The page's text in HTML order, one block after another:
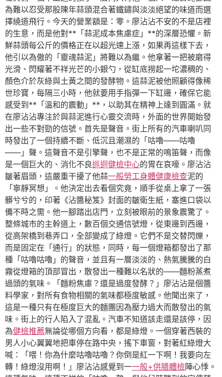
為難以忍受那股陳年蒜頭混合著鐵鏽與淡淡絕望的味道而選
擇繞道飛行。今天的營業額是：零。廖沾沾不安的不是店裡
的生意，而是他對**「蒜泥成本焦慮症」**的深層恐懼。新
鮮蒜頭每公斤的價格正在以超光速上漲，如果再這樣下去，
他引以為傲的「靈魂蒜泥」將難以為繼。他拿著一把被磨得
光滑、閃耀著不祥光芒的小銀勺，從缸底撈起一坨濃稠的、
顏色介於灰綠與土黃之間的發酵物。這蒜泥被他照顧得像稀
世珍寶，每隔三小時，他就要用手指彈一下缸邊，確保它能
感受到**「溫和的震動」**，以助其在精神上達到圓滿。就
在廖沾沾專注於與蒜泥進行心靈交流時，外面的世界開始發
出一些不對勁的信號。首先是聲音。街上所有的汽車喇叭同
時發出了一個持續不斷、低沉且潮濕的「咕嚕——咕嚕
——」聲。這聲音不是引擎聲，也不是正常的鳴笛聲，而像
是一個巨大的、消化不良巡迴健檢中心的胃在哀嚎。廖沾沾
皺著眉頭，這嚴重干擾了他蒜一般勞工身體健康檢查泥的
「寧靜冥想」。他決定出去看個究竟，順手從桌上拿了一張
髒兮兮的，印著《沾醬秘笈》封面的皺衛生紙，塞進口袋以
備不時之需。他一腳踏出店門，立刻被眼前的景象震驚了。
整條城市的主幹道上，數百個交通信號燈，從東邊到西邊，
從高架橋到巷弄口，全部變成了綠燈。它們不是交替閃爍，
而是固定在「通行」的狀態，同時，每一個燈箱都發出了那
種「咕嚕咕嚕」的聲音，並且有一層淡淡的、熱氣騰騰的白
霧從燈箱的頂部冒出，散發出一種難以名狀的——麵粉蒸煮
過頭的氣味。「麵粉焦慮？還是過度發酵？」廖沾沾是個醬
料學家，對所有食物相關的氣味都極度敏感。他聞出來了，
這是一種只有在極度巨大的麵團因為壓力過大而散發出的氣
味。街上的行人陷入了混亂。汽車不知道該走還是該停，因
為健檢推薦無論從哪個方向看，都是綠燈。一個穿著西裝的
男人小心翼翼地把車停在路中央，搖下車窗，對著紅綠燈大
喊：「喂！你為什麼咕嚕咕嚕？你倒是紅一下啊！我要向左
轉！綠燈沒用啊！」廖沾沾感覺到一一般+供膳體檢陣心悸。